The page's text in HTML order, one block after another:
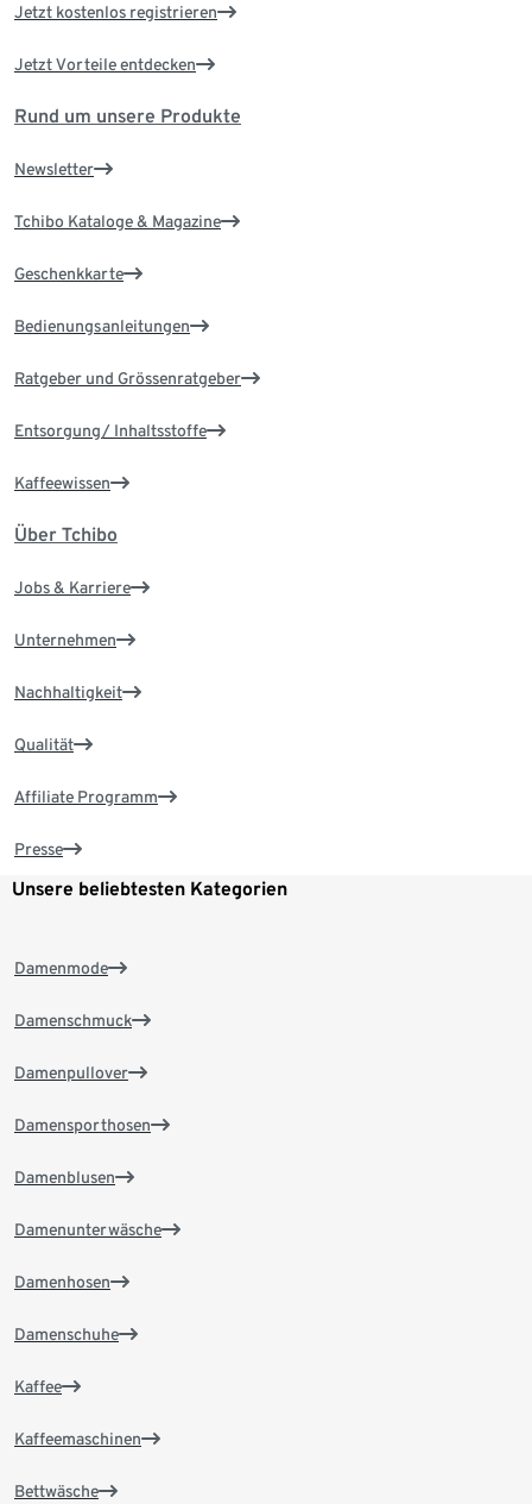
Jetzt kostenlos registrieren
Jetzt Vorteile entdecken
Rund um unsere Produkte
Newsletter
Tchibo Kataloge & Magazine
Geschenkkarte
Bedienungsanleitungen
Ratgeber und Grössenratgeber
Entsorgung/ Inhaltsstoffe
Kaffeewissen
Über Tchibo
Jobs & Karriere
Unternehmen
Nachhaltigkeit
Qualität
Affiliate Programm
Presse
Unsere beliebtesten Kategorien
Damenmode
Damenschmuck
Damenpullover
Damensporthosen
Damenblusen
Damenunterwäsche
Damenhosen
Damenschuhe
Kaffee
Kaffeemaschinen
Bettwäsche